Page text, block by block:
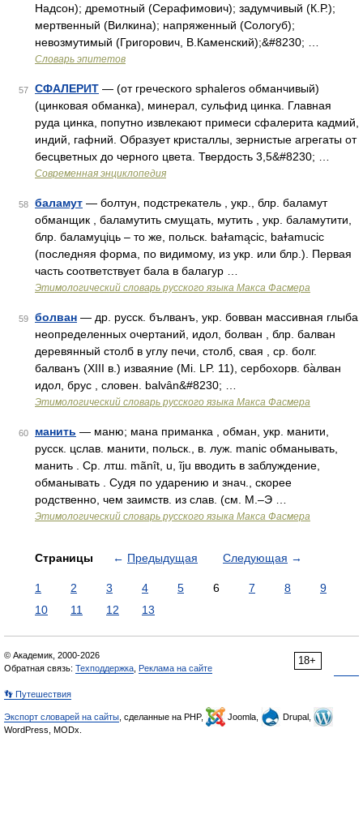
Надсон); дремотный (Серафимович); задумчивый (К.Р.);
мертвенный (Вилкина); напряженный (Сологуб);
невозмутимый (Григорович, В.Каменский);&#8230; …
Словарь эпитетов
57 СФАЛЕРИТ — (от греческого sphaleros обманчивый)
(цинковая обманка), минерал, сульфид цинка. Главная
руда цинка, попутно извлекают примеси сфалерита кадмий,
индий, гафний. Образует кристаллы, зернистые агрегаты от
бесцветных до черного цвета. Твердость 3,5&#8230; …
Современная энциклопедия
58 баламут — болтун, подстрекатель , укр., блр. баламут
обманщик , баламутить смущать, мутить , укр. баламутити,
блр. баламуцiць – то же, польск. baɫamącic, baɫamucic
(последняя форма, по видимому, из укр. или блр.). Первая
часть соответствует бала в балагур …
Этимологический словарь русского языка Макса Фасмера
59 болван — др. русск. бълванъ, укр. бовван массивная глыба
неопределенных очертаний, идол, болван , блр. балван
деревянный столб в углу печи, столб, свая , ср. болг.
балванъ (XIII в.) изваяние (Mi. LP. 11), сербохорв. ба̀лван
идол, брус , словен. balvȃn&#8230; …
Этимологический словарь русского языка Макса Фасмера
60 манить — маню; мана приманка , обман, укр. манити,
русск. цслав. манити, польск., в. луж. manic обманывать,
манить . Ср. лтш. mãnît, u, ĩju вводить в заблуждение,
обманывать . Судя по ударению и знач., скорее
родственно, чем заимств. из слав. (см. М.–Э …
Этимологический словарь русского языка Макса Фасмера
Страницы ← Предыдущая Следующая →
1 2 3 4 5 6 7 8
9
10
11 12 13
18+
© Академик, 2000-2026
Обратная связь: Техподдержка Реклама на сайте
👣 Путешествия
Экспорт словарей на сайты , сделанные на PHP, Joomla,
Drupal,
WordPress, MODx.